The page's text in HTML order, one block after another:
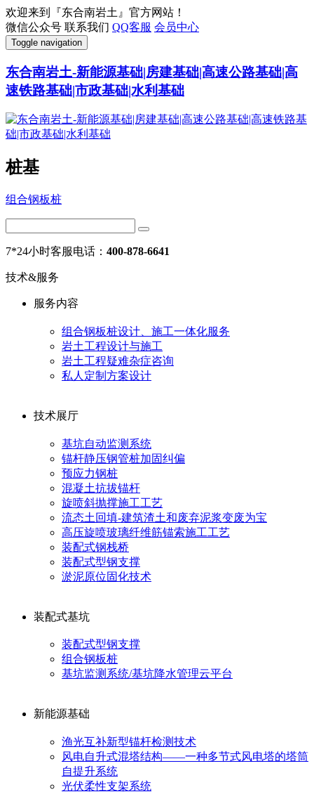
欢迎来到『东合南岩土』官方网站！
微信公众号 联系我们 QQ客服 会员中心
Toggle navigation
东合南岩土-新能源基础|房建基础|高速公路基础|高
速铁路基础|市政基础|水利基础
桩基
组合钢板桩
7*24小时客服电话： 400-878-6641
技术&服务
服务内容
组合钢板桩设计、施工一体化服务
岩土工程设计与施工
岩土工程疑难杂症咨询
私人定制方案设计
技术展厅
基坑自动监测系统
锚杆静压钢管桩加固纠偏
预应力钢桩
混凝土抗拔锚杆
旋喷斜抛撑施工工艺
流态土回填-建筑渣土和废弃泥浆变废为宝
高压旋喷玻璃纤维筋锚索施工工艺
装配式钢栈桥
装配式型钢支撑
淤泥原位固化技术
装配式基坑
装配式型钢支撑
组合钢板桩
基坑监测系统/基坑降水管理云平台
新能源基础
渔光互补新型锚杆检测技术
风电自升式混塔结构——一种多节式风电塔的塔筒
自提升系统
光伏柔性支架系统